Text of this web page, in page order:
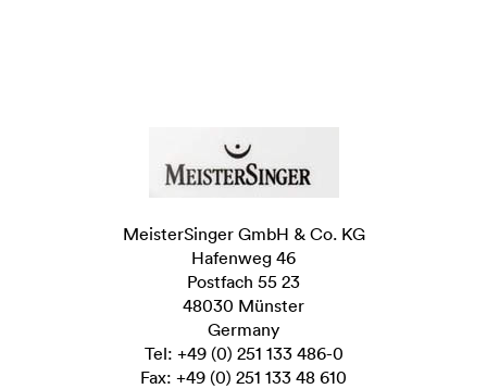
MeisterSinger GmbH & Co. KG
Hafenweg 46
Postfach 55 23
48030 Münster
Germany
Tel: +49 (0) 251 133 486-0
Fax: +49 (0) 251 133 48 610